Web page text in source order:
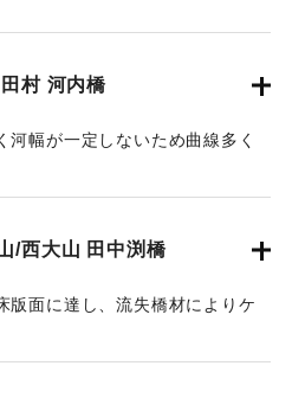
調査報告書（土木学会西部支部,
は20米下流に残存していた。
調査報告書（土木学会西部支部,
村 河内橋
幅が一定しないため曲線多く
河床を洗掘して転倒、橋体共流
下流に残存していた。
調査報告書（土木学会西部支部,
/西大山 田中渕橋
版面に達し、流失橋材によりケ